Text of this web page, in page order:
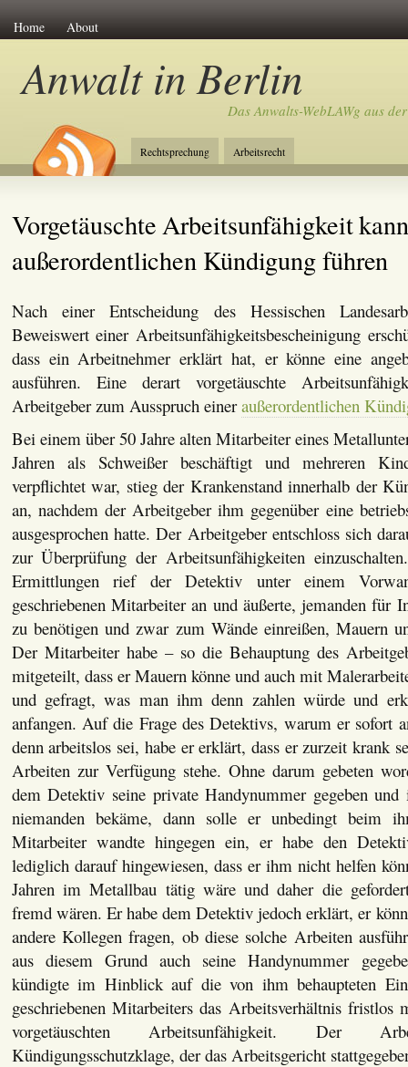
Home About
Anwalt in Berlin
Das Anwalts-WebLAWg aus
Rechtsprechung Arbeitsrecht
Vorgetäuschte Arbeitsunfähigkeit
außerordentlichen Kündigung führen
Nach einer Entscheidung des Hessischen
Beweiswert einer Arbeitsunfähigkeitsbescheinigung
dass ein Arbeitnehmer erklärt hat, er könne eine
ausführen. Eine derart vorgetäuschte
Arbeitgeber zum Ausspruch eineraußerordentlichen
Bei einem über 50 Jahre alten Mitarbeiter eines
Jahren als Schweißer beschäftigt und mehreren
verpflichtet war, stieg der Krankenstand innerhalb der
an, nachdem der Arbeitgeber ihm gegenüber eine
ausgesprochen hatte. Der Arbeitgeber entschloss sich
zur Überprüfung der Arbeitsunfähigkeiten
Ermittlungen rief der Detektiv unter einem
geschriebenen Mitarbeiter an und äußerte, jemanden für
zu benötigen und zwar zum Wände einreißen, Mauern
Der Mitarbeiter habe – so die Behauptung des
mitgeteilt, dass er Mauern könne und auch mit
und gefragt, was man ihm denn zahlen würde und
anfangen. Auf die Frage des Detektivs, warum er sofort
denn arbeitslos sei, habe er erklärt, dass er zurzeit krank
Arbeiten zur Verfügung stehe. Ohne darum gebeten
dem Detektiv seine private Handynummer gegeben
niemanden bekäme, dann solle er unbedingt beim
Mitarbeiter wandte hingegen ein, er habe den
lediglich darauf hingewiesen, dass er ihm nicht helfen
Jahren im Metallbau tätig wäre und daher die
fremd wären. Er habe dem Detektiv jedoch erklärt, er
andere Kollegen fragen, ob diese solche Arbeiten
aus diesem Grund auch seine Handynummer
kündigte im Hinblick auf die von ihm behaupteten
geschriebenen Mitarbeiters das Arbeitsverhältnis
vorgetäuschten Arbeitsunfähigkeit. Der
Kündigungsschutzklage, der das Arbeitsgericht